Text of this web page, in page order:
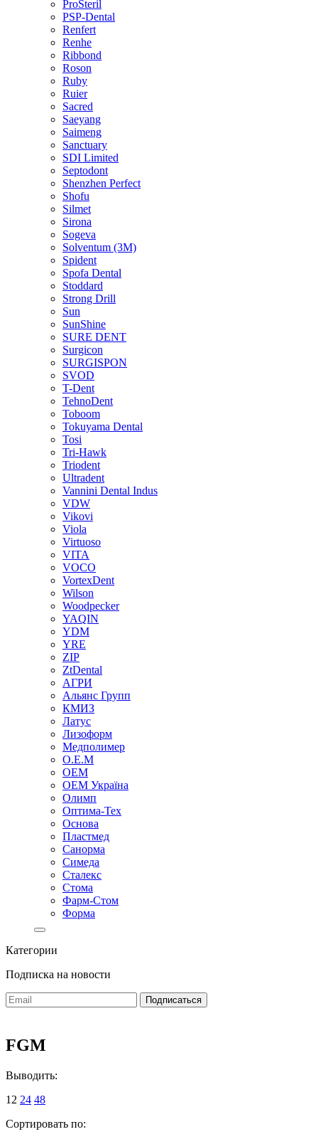
ProSteril
PSP-Dental
Renfert
Renhe
Ribbond
Roson
Ruby
Ruier
Sacred
Saeyang
Saimeng
Sanctuary
SDI Limited
Septodont
Shenzhen Perfect
Shofu
Silmet
Sirona
Sogeva
Solventum (3M)
Spident
Spofa Dental
Stoddard
Strong Drill
Sun
SunShine
SURE DENT
Surgicon
SURGISPON
SVOD
T-Dent
TehnoDent
Toboom
Tokuyama Dental
Tosi
Tri-Hawk
Triodent
Ultradent
Vannini Dental Indus
VDW
Vikovi
Viola
Virtuoso
VITA
VOCO
VortexDent
Wilson
Woodpecker
YAQIN
YDM
YRE
ZIP
ZtDental
АГРИ
Альянс Групп
КМИЗ
Латус
Лизоформ
Медполимер
О.Е.М
ОЕМ
ОЕМ Україна
Олимп
Оптима-Тех
Основа
Пластмед
Санорма
Симеда
Сталекс
Стома
Фарм-Стом
Форма
Категории
Подписка на новости
FGM
Выводить:
12 24 48
Сортировать по: